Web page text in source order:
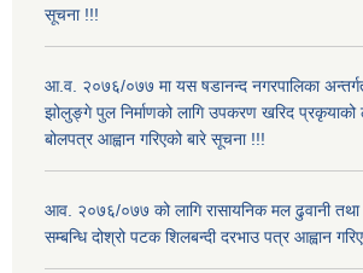
सूचना !!!
आ.व. २०७६/०७७ मा यस षडानन्द नगरपालिका अन्तर्गत
झोलुङ्गे पुल निर्माणको लागि उपकरण खरिद प्रकृयाको
बोलपत्र आह्वान गरिएको बारे सूचना !!!
आव. २०७६/०७७ को लागि रासायनिक मल ढुवानी तथा
सम्बन्धि दोश्रो पटक शिलबन्दी दरभाउ पत्र आह्वान